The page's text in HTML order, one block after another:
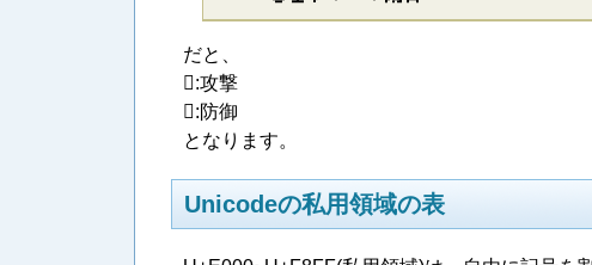
だと、
:攻撃
:防御
となります。
Unicodeの私用領域の表